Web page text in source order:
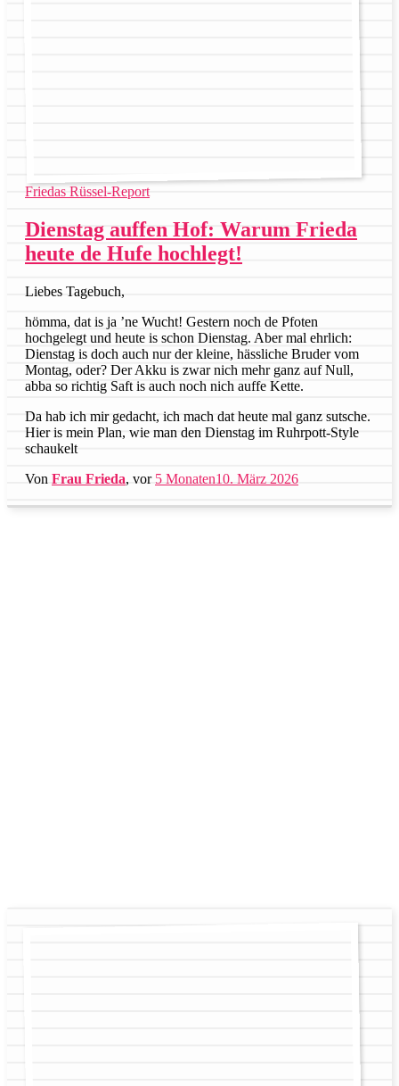
Friedas Rüssel-Report
Dienstag auffen Hof: Warum Frieda
heute de Hufe hochlegt!
Liebes Tagebuch,
hömma, dat is ja ’ne Wucht! Gestern noch de Pfoten
hochgelegt und heute is schon Dienstag. Aber mal ehrlich:
Dienstag is doch auch nur der kleine, hässliche Bruder vom
Montag, oder? Der Akku is zwar nich mehr ganz auf Null,
abba so richtig Saft is auch noch nich auffe Kette.
Da hab ich mir gedacht, ich mach dat heute mal ganz sutsche.
Hier is mein Plan, wie man den Dienstag im Ruhrpott-Style
schaukelt
Von Frau Frieda, vor5 Monaten10. März 2026